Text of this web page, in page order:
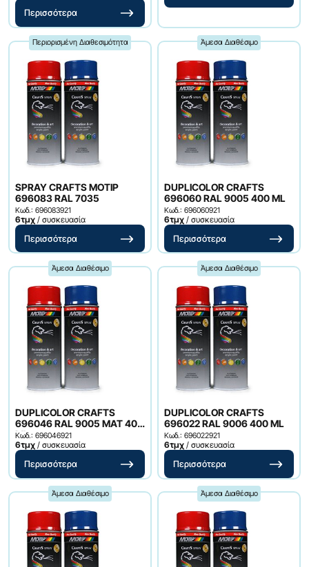
Περισσότερα
Περιορισμένη Διαθεσιμότητα
SPRAY CRAFTS MOTIP
696083 RAL 7035
Κωδ.: 696083921
6τμχ / συσκευασία
Περισσότερα
Άμεσα Διαθέσιμο
DUPLICOLOR CRAFTS
696060 RAL 9005 400 ML
Κωδ.: 696060921
6τμχ / συσκευασία
Περισσότερα
Άμεσα Διαθέσιμο
DUPLICOLOR CRAFTS
696046 RAL 9005 MAT 400
ML
Κωδ.: 696046921
6τμχ / συσκευασία
Περισσότερα
Άμεσα Διαθέσιμο
DUPLICOLOR CRAFTS
696022 RAL 9006 400 ML
Κωδ.: 696022921
6τμχ / συσκευασία
Περισσότερα
Άμεσα Διαθέσιμο Άμεσα Διαθέσιμο